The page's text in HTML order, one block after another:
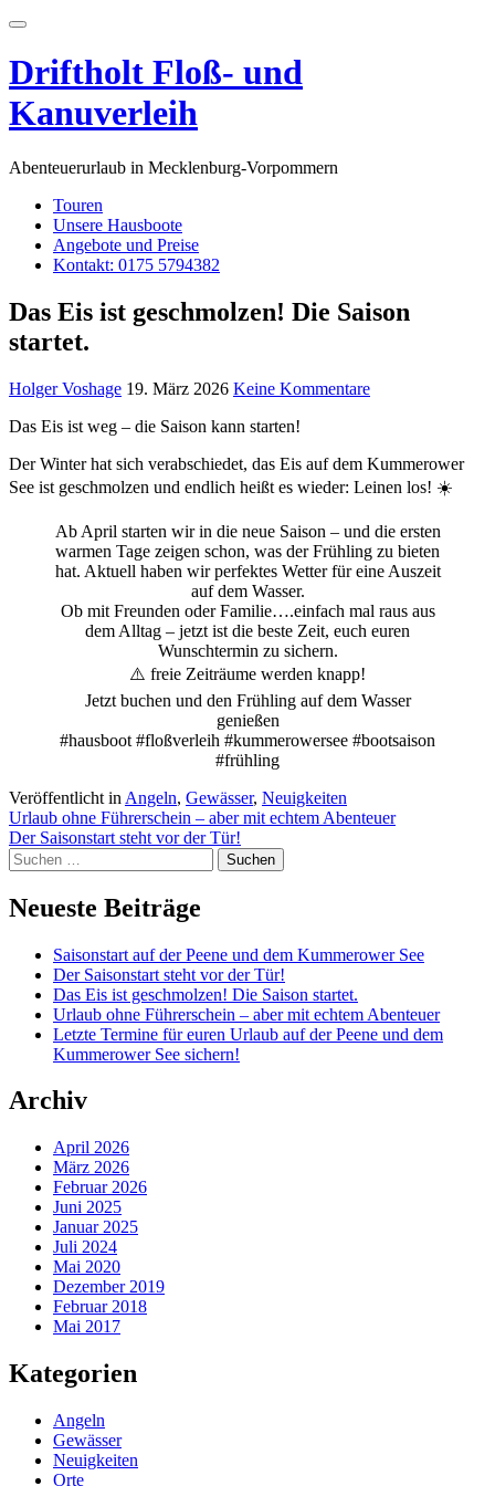
Skip
content
Toggle
Driftholt Floß- und
Kanuverleih
Abenteuerurlaub in Mecklenburg-Vorpommern
Touren
Unsere Hausboote
Angebote und Preise
Kontakt: 0175 5794382
Das Eis ist geschmolzen! Die Saison
startet.
Holger Voshage 19. März 2026 Keine Kommentare
Das Eis ist weg – die Saison kann starten!
Der Winter hat sich verabschiedet, das Eis auf dem Kummerower
See ist geschmolzen und endlich heißt es wieder: Leinen los! ☀️
Ab April starten wir in die neue Saison – und die ersten
warmen Tage zeigen schon, was der Frühling zu bieten
hat. Aktuell haben wir perfektes Wetter für eine Auszeit
auf dem Wasser.
Ob mit Freunden oder Familie….einfach mal raus aus
dem Alltag – jetzt ist die beste Zeit, euch euren
Wunschtermin zu sichern.
⚠️ freie Zeiträume werden knapp!
Jetzt buchen und den Frühling auf dem Wasser
genießen
#hausboot #floßverleih #kummerowersee #bootsaison
#frühling
Veröffentlicht in Angeln, Gewässer, Neuigkeiten
Beitragsnavigation
Urlaub ohne Führerschein – aber mit echtem Abenteuer
Der Saisonstart steht vor der Tür!
Suchen
nach:
Neueste Beiträge
Saisonstart auf der Peene und dem Kummerower See
Der Saisonstart steht vor der Tür!
Das Eis ist geschmolzen! Die Saison startet.
Urlaub ohne Führerschein – aber mit echtem Abenteuer
Letzte Termine für euren Urlaub auf der Peene und dem
Kummerower See sichern!
Archiv
April 2026
März 2026
Februar 2026
Juni 2025
Januar 2025
Juli 2024
Mai 2020
Dezember 2019
Februar 2018
Mai 2017
Kategorien
Angeln
Gewässer
Neuigkeiten
Orte